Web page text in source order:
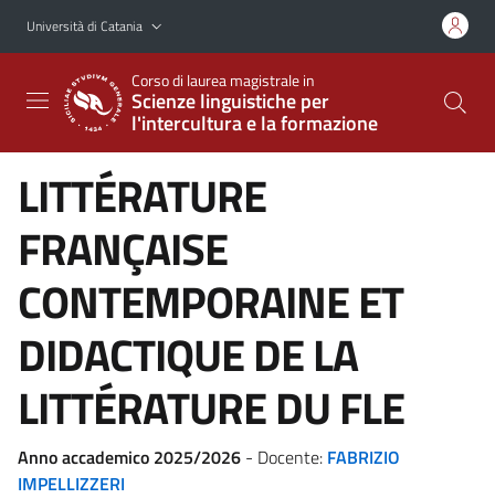
Vai al contenuto principale
Vai al menu di navigazione
Università di Catania
Corso di laurea magistrale in
Scienze linguistiche per
l'intercultura e la formazione
LITTÉRATURE
FRANÇAISE
CONTEMPORAINE ET
DIDACTIQUE DE LA
LITTÉRATURE DU FLE
Anno accademico 2025/2026 - Docente: FABRIZIO
IMPELLIZZERI